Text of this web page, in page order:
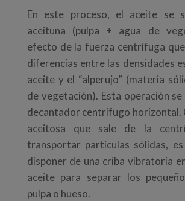
En este proceso, el aceite se
aceituna (pulpa + agua de
efecto de la fuerza centrífuga
diferencias entre las densidades
aceite y el “alperujo” (materia
de vegetación). Esta operación se
decantador centrífugo horizontal.
aceitosa que sale de la
transportar partículas sólidas,
disponer de una criba vibratoria
aceite para separar los
pulpa o hueso.